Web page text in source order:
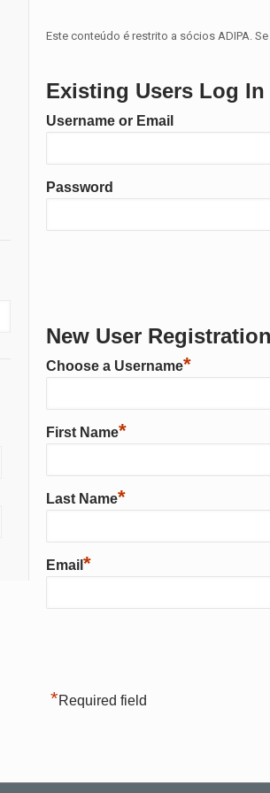
Este conteúdo é restrito a sócios ADIPA.
Existing Users Log In
Username or Email
Password
New User Registration
Choose a Username*
First Name*
Last Name*
Email *
*Required field